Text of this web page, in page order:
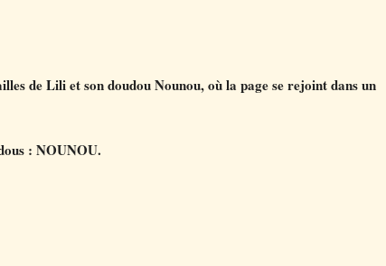
de Lili et son doudou Nounou, où la page se rejoint dans un
: NOUNOU.